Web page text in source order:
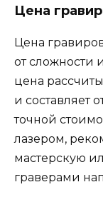
Цена
Цена
от сложности
цена
и составляет
точной
лазером,
мастерскую
граверами